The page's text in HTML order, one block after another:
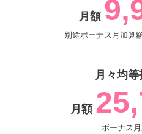
月額
別途ボーナス月加算
月々均等
月額
ボーナス